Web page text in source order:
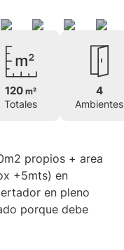
120m²
Totales
4
Ambientes
propios + area
+5mts) en
en pleno
porque debe